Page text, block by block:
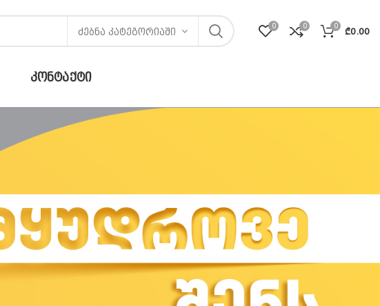
ᲫᲔᲑᲜᲐ ᲙᲐᲢᲔᲒᲝᲠᲘᲐᲨᲘ
0 0 0 ₾0.00
ᲙᲝᲜᲢᲐᲥᲢᲘ